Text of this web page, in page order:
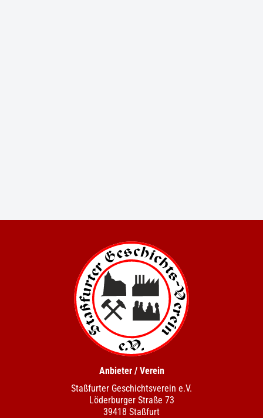
Anbieter / Verein
Staßfurter Geschichtsverein e.V.
Löderburger Straße 73
39418 Staßfurt